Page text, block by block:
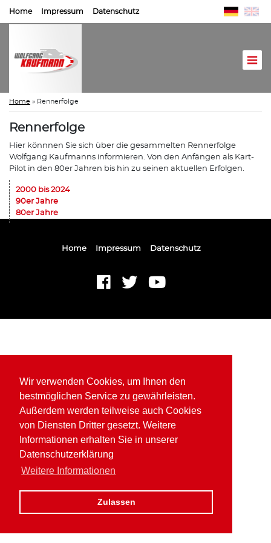
Wir verwenden Cookies, um Ihnen den
bestmöglichen Service zu gewährleisten.
Außerdem werden teilweise auch Cookies
von Diensten Dritter gesetzt. Weitere
Informationen erhalten Sie in unserer
Datenschutzerklärung
Weitere Informationen
Zulassen
Home Impressum Datenschutz
Home » Rennerfolge
Rennerfolge
Hier könnnen Sie sich über die gesammelten Rennerfolge
Wolfgang Kaufmanns informieren. Von den Anfängen als Kart-
Pilot in den 80er Jahren bis hin zu seinen aktuellen Erfolgen.
2000 bis 2024
90er Jahre
80er Jahre
Home Impressum Datenschutz